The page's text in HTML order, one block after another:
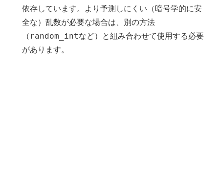
依存しています。より予測しにくい（暗号学的に安
全な）乱数が必要な場合は、別の方法
（ random_intなど）と組み合わせて使用する必要
があります。